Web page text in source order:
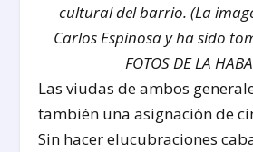
cultural del barrio. (La
Carlos Espinosa y ha sido
FOTOS DE LA
Las viudas de ambos
también una asignación de
Sin hacer elucubraciones